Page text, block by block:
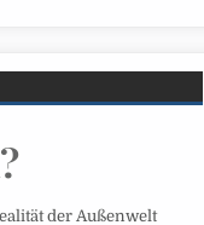
der Außenwelt